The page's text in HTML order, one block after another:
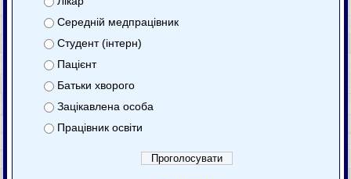
Середній медпрацівник
Студент (інтерн)
Пацієнт
Батьки хворого
Зацікавлена особа
Працівник освіти